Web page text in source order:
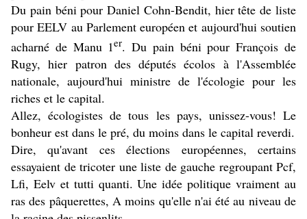
Du pain béni pourDaniel Cohn-Bendit, hier tête de liste
pour EELV au Parlement européen et aujourd'hui soutien
acharné de Manu 1er. Du pain béni pour François de
Rugy, hier patron des députés écolos à l'Assemblée
nationale, aujourd'hui ministre de l'écologie pour les
riches et le capital.
Allez, écologistes de tous les pays, unissez-vous! Le
bonheur est dans le pré, du moins dans le capital reverdi.
Dire, qu'avant ces élections européennes, certains
essayaient de tricoter une liste de gauche regroupant Pcf,
Lfi, Eelv et tutti quanti. Une idée politique vraiment au
ras des pâquerettes, A moins qu'elle n'ai été au niveau de